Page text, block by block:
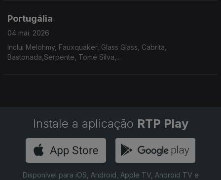
Portugália
04 mai. 2026
Inclui Melohmy, Fauxquaker, Glass Glass, Cabrita,
Bastonada,Serpente, Tomé Silva,...
Instale a aplicação RTP Play
Disponível para iOS, Android, Apple TV, Android TV e